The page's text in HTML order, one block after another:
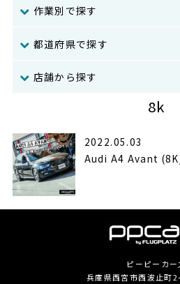
作業別で探す
都道府県で探す
店舗から探す
8k
2022.05.03
Audi A4 Avant
ピーピーカー
兵庫県西宮市西波止町